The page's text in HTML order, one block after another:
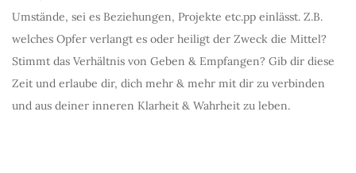
Umstände, sei es Beziehungen, Projekte etc.pp einlässt. Z.B.
welches Opfer verlangt es oder heiligt der Zweck die Mittel?
Stimmt das Verhältnis von Geben & Empfangen? Gib dir diese
Zeit und erlaube dir, dich mehr & mehr mit dir zu verbinden
und aus deiner inneren Klarheit & Wahrheit zu leben.